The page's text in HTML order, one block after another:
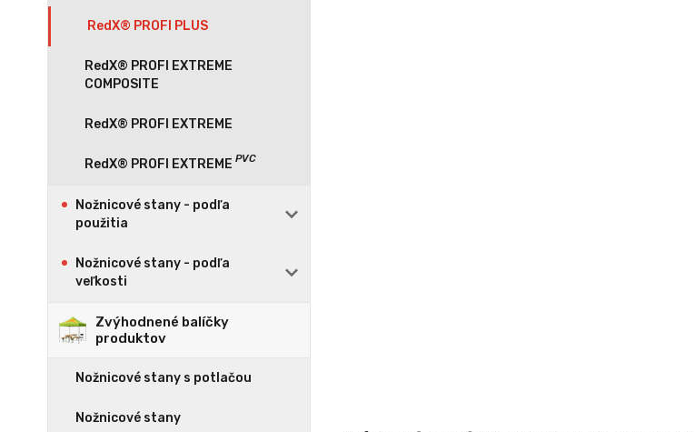
RedX® PROFI PLUS
RedX® PROFI EXTREME
COMPOSITE
RedX® PROFI EXTREME
Nožnicové stany - podľa
použitia
Nožnicové stany - podľa
veľkosti
Zvýhodnené balíčky
produktov
Nožnicové stany s potlačou
Nožnicové stany